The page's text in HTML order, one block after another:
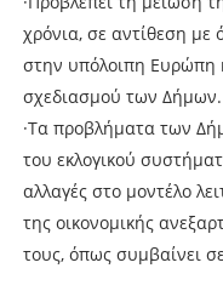
χρόνια, σε αντίθεση με
στην υπόλοιπη Ευρώπη
σχεδιασμού των Δήμων.
·Τα προβλήματα των
του εκλογικού
αλλαγές στο μοντέλο
της οικονομικής
τους, όπως συμβαίνει